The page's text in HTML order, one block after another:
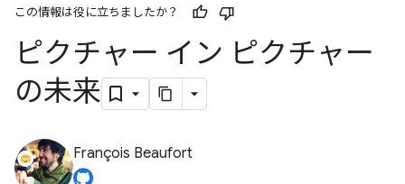
この情報は役に立ちましたか？
ピクチャー イン ピクチャー
の未来
François Beaufort